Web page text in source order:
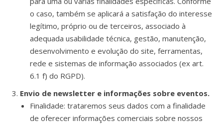
o caso, também se aplicará a satisfação do interesse
legítimo, próprio ou de terceiros, associado à
adequada usabilidade técnica, gestão, manutenção,
desenvolvimento e evolução do site, ferramentas,
rede e sistemas de informação associados (ex art.
6.1 f) do RGPD).
Envio de newsletter e informações sobre eventos.
Finalidade: trataremos seus dados com a finalidade
de oferecer informações comerciais sobre nossos